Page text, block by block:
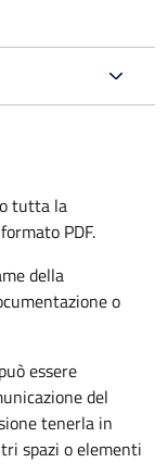
tutta la
PDF.
della
o
essere
del
tenerla in
spazi o elementi